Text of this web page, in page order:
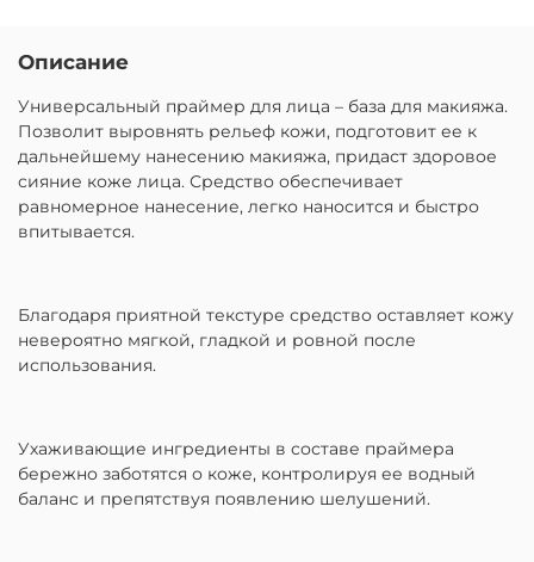
Описание
Универсальный праймер для лица – база для макияжа.
Позволит выровнять рельеф кожи, подготовит ее к
дальнейшему нанесению макияжа, придаст здоровое
сияние коже лица. Средство обеспечивает
равномерное нанесение, легко наносится и быстро
впитывается.
Благодаря приятной текстуре средство оставляет кожу
невероятно мягкой, гладкой и ровной после
использования.
Ухаживающие ингредиенты в составе праймера
бережно заботятся о коже, контролируя ее водный
баланс и препятствуя появлению шелушений.